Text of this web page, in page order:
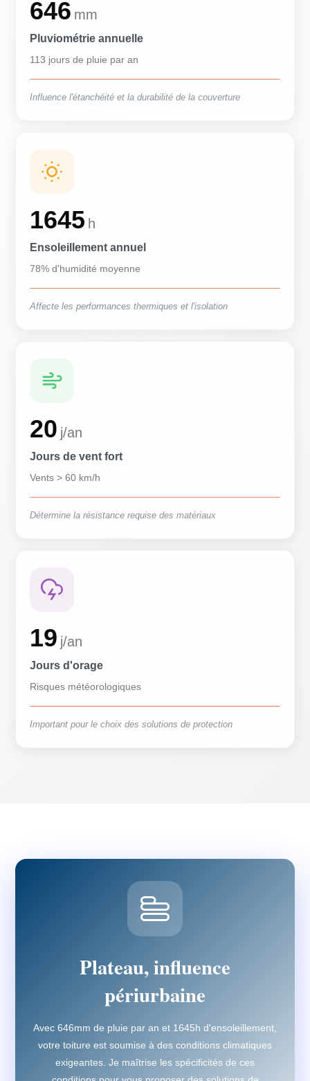
646 mm
Pluviométrie annuelle
113 jours de pluie par an
Influence l'étanchéité et la durabilité de la couverture
1645 h
Ensoleillement annuel
78% d'humidité moyenne
Affecte les performances thermiques et l'isolation
20 j/an
Jours de vent fort
Vents > 60 km/h
Détermine la résistance requise des matériaux
19 j/an
Jours d'orage
Risques météorologiques
Important pour le choix des solutions de protection
Plateau, influence
périurbaine
Avec 646mm de pluie par an et 1645h d'ensoleillement,
votre toiture est soumise à des conditions climatiques
exigeantes. Je maîtrise les spécificités de ces